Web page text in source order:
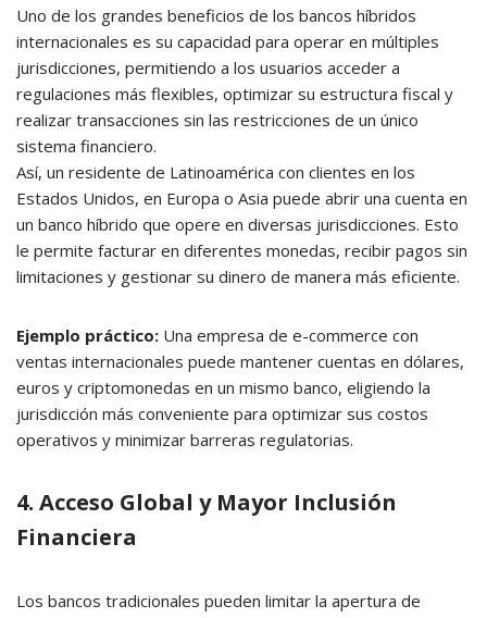
Uno de los grandes beneficios de los bancos híbridos
internacionales es su capacidad para operar en múltiples
jurisdicciones, permitiendo a los usuarios acceder a
regulaciones más flexibles, optimizar su estructura fiscal y
realizar transacciones sin las restricciones de un único
sistema financiero.
Así, un residente de Latinoamérica con clientes en los
Estados Unidos, en Europa o Asia puede abrir una cuenta en
un banco híbrido que opere en diversas jurisdicciones. Esto
le permite facturar en diferentes monedas, recibir pagos sin
limitaciones y gestionar su dinero de manera más eficiente.
Ejemplo práctico: Una empresa de e-commerce con
ventas internacionales puede mantener cuentas en dólares,
euros y criptomonedas en un mismo banco, eligiendo la
jurisdicción más conveniente para optimizar sus costos
operativos y minimizar barreras regulatorias.
4. Acceso Global y Mayor Inclusión
Financiera
Los bancos tradicionales pueden limitar la apertura de